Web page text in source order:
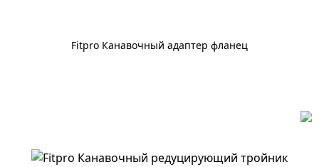
Fitpro Канавочный адаптер фланец